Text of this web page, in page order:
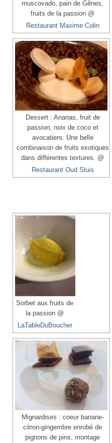
muscovado, pain de Gênes,
fruits de la passion @
Restaurant Maxime Colin
Dessert : Ananas, fruit de
passion, noix de coco et
avocatiers. Une belle
combinaison de fruits exotiques
dans différentes textures. @
Restaurant Oud Sluis
Sorbet aux fruits de
la passion @
LaTableDuBoucher
Mignardises : coeur banane-
citron-gingembre enrobé de
pignons de pins, montage